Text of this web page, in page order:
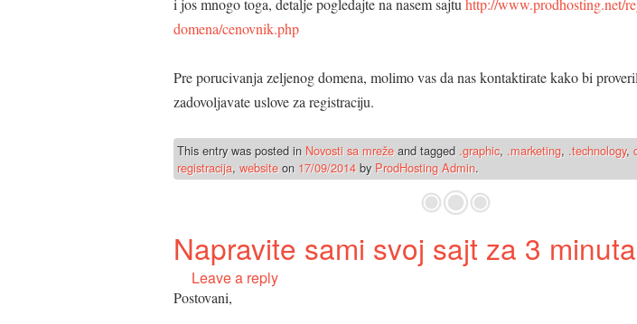
domena/cenovnik.php
Pre porucivanja zeljenog domena, molimo vas da nas kontaktirate kako bi
zadovoljavate uslove za registraciju.
This entry was posted in Novosti sa mreže and tagged .graphic, .marketing, .technology,
registracija, website on 17/09/2014 by ProdHosting Admin.
Napravite sami svoj sajt za 3 minuta
Leave a reply
Postovani,